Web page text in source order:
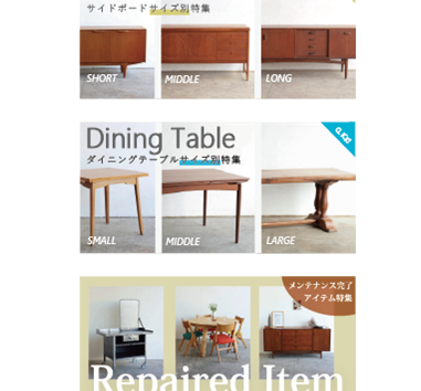
お気に入りリスト
デザイナーまとめ
メンテナンスについて
ギャラリー・シーン